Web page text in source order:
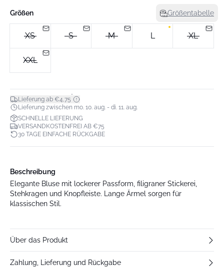
Größen Größentabelle
XS S M L XL
XXL
Lieferung ab €4,75*
Lieferung zwischen mo. 10. aug. - di. 11. aug.
SCHNELLE LIEFERUNG
VERSANDKOSTENFREI AB €75
30 TAGE EINFACHE RÜCKGABE
Beschreibung
Elegante Bluse mit lockerer Passform, filigraner Stickerei,
Stehkragen und Knopfleiste. Lange Ärmel sorgen für
klassischen Stil.
Über das Produkt
Zahlung, Lieferung und Rückgabe